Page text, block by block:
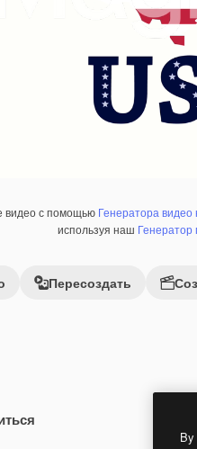
видео с помощью Генератора
используя наш Генератор
Пересоздать